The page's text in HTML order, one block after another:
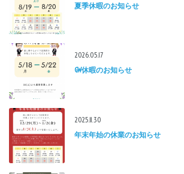
夏季休暇のお知らせ
2026.05.17
GW休暇のお知らせ
2025.11.30
年末年始の休業のお知らせ